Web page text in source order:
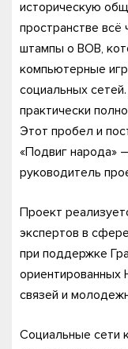
историческую
пространстве
штампы о ВОВ,
компьютерные
социальных
практически
Этот пробел и
«Подвиг народа»
руководитель
Проект
экспертов в
при поддержке
связей и
Социальные сети